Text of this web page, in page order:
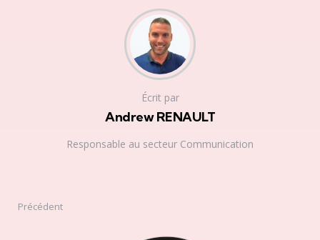
Écrit par
Andrew RENAULT
Responsable au secteur Communication
Précédent